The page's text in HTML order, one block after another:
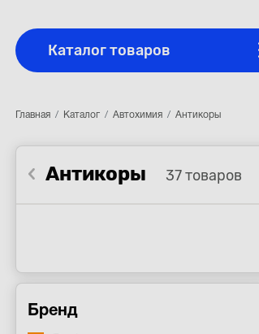
Каталог товаров
Главная Каталог Автохимия Антикоры
Антикоры 37 товаров
Бренд